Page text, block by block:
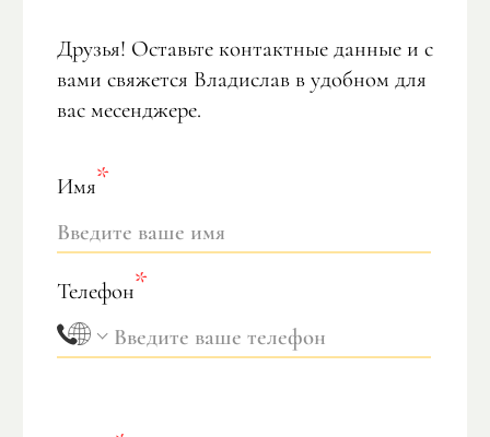
Друзья! Оставьте контактные данные и с
вами свяжется Владислав в удобном для
вас месенджере.
Имя
Телефон